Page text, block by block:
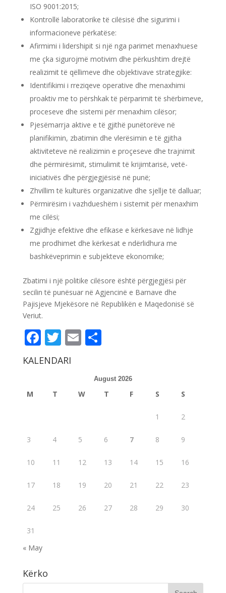
ISO 9001:2015;
Kontrollë laboratorike të cilësisë dhe sigurimi i
informacioneve përkatëse:
Afirmimi i lidershipit si një nga parimet menaxhuese
me çka sigurojmë motivim dhe përkushtim drejtë
realizimit të qëllimeve dhe objektivave strategjike:
Identifikimi i rreziqeve operative dhe menaxhimi
proaktiv me to përshkak të përparimit të shërbimeve,
proceseve dhe sistemi për menaxhim cilësor;
Pjesëmarrja aktive e të gjithë punëtorëve në
planifikimin, zbatimin dhe vlerësimin e të gjitha
aktiviteteve në realizimin e proçeseve dhe trajnimit
dhe përmirësimit, stimulimit të krijimtarisë, vetë-
iniciativës dhe përgjegjësisë në punë;
Zhvillim të kulturës organizative dhe sjellje të dalluar;
Përmirësim i vazhdueshëm i sistemit për menaxhim
me cilësi;
Zgjidhje efektive dhe efikase e kërkesave në lidhje
me prodhimet dhe kërkesat e ndërlidhura me
bashkëveprimin e subjekteve ekonomike;
Zbatimi i një politike cilësore është përgjegjësi për
secilin të punësuar në Agjencinë e Barnave dhe
Pajisjeve Mjekësore në Republikën e Maqedonisë së
Veriut.
Facebook
Twitter
EmailShare
KALENDARI
August 2026
M T W T F S S
1 2
3 4 5 6 7 8 9
10 11 12 13 14 15 16
17 18 19 20 21 22 23
24 25 26 27 28 29 30
31
« May
Kërko